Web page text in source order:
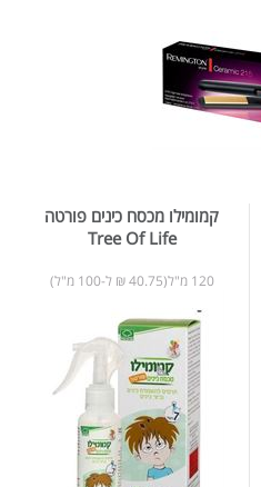
קמומילו מכסח כינים פורטה
Tree Of Life
120 מ"ל(40.75 ₪ ל-100 מ"ל)